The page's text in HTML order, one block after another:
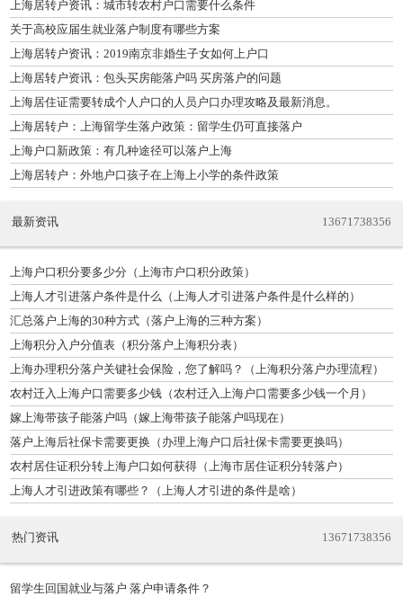
上海居转户资讯：城市转农村户口需要什么条件
关于高校应届生就业落户制度有哪些方案
上海居转户资讯：2019南京非婚生子女如何上户口
上海居转户资讯：包头买房能落户吗 买房落户的问题
上海居住证需要转成个人户口的人员户口办理攻略及最新消息。
上海居转户：上海留学生落户政策：留学生仍可直接落户
上海户口新政策：有几种途径可以落户上海
上海居转户：外地户口孩子在上海上小学的条件政策
最新资讯 13671738356
上海户口积分要多少分（上海市户口积分政策）
上海人才引进落户条件是什么（上海人才引进落户条件是什么样的）
汇总落户上海的30种方式（落户上海的三种方案）
上海积分入户分值表（积分落户上海积分表）
上海办理积分落户关键社会保险，您了解吗？（上海积分落户办理流程）
农村迁入上海户口需要多少钱（农村迁入上海户口需要多少钱一个月）
嫁上海带孩子能落户吗（嫁上海带孩子能落户吗现在）
落户上海后社保卡需要更换（办理上海户口后社保卡需要更换吗）
农村居住证积分转上海户口如何获得（上海市居住证积分转落户）
上海人才引进政策有哪些？（上海人才引进的条件是啥）
热门资讯 13671738356
留学生回国就业与落户 落户申请条件？